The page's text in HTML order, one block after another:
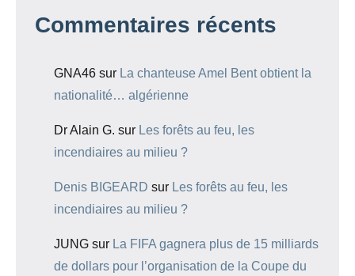
Commentaires récents
GNA46 sur La chanteuse Amel Bent obtient la
nationalité… algérienne
Dr Alain G. sur Les forêts au feu, les
incendiaires au milieu ?
Denis BIGEARD sur Les forêts au feu, les
incendiaires au milieu ?
JUNG sur La FIFA gagnera plus de 15 milliards
de dollars pour l’organisation de la Coupe du